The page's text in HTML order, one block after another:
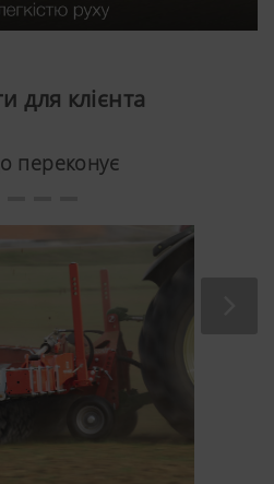
для клієнта
переконує